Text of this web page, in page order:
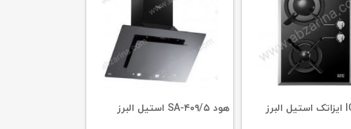
هود SA-۴۰۹/۵ استیل البرز